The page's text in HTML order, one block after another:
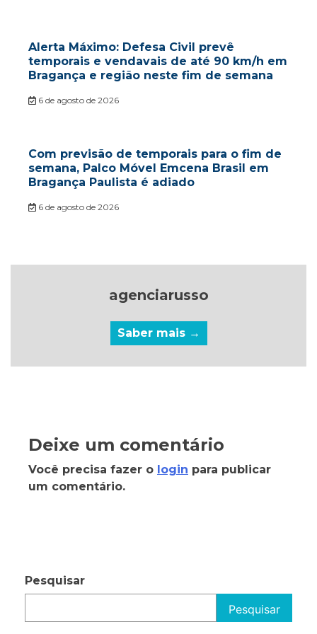
Alerta Máximo: Defesa Civil prevê
temporais e vendavais de até 90 km/h em
Bragança e região neste fim de semana
6 de agosto de 2026
Com previsão de temporais para o fim de
semana, Palco Móvel Emcena Brasil em
Bragança Paulista é adiado
6 de agosto de 2026
agenciarusso
Saber mais →
Deixe um comentário
Você precisa fazer o login para publicar
um comentário.
Pesquisar
Pesquisar